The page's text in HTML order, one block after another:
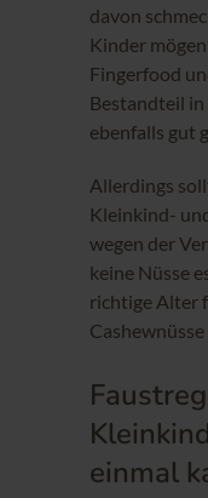
davon
Kinder
Fingerfood
Bestandteil in
ebenfalls gut
Allerdings
Kleinkind-
wegen der
keine Nüsse
richtige Alter
einmal